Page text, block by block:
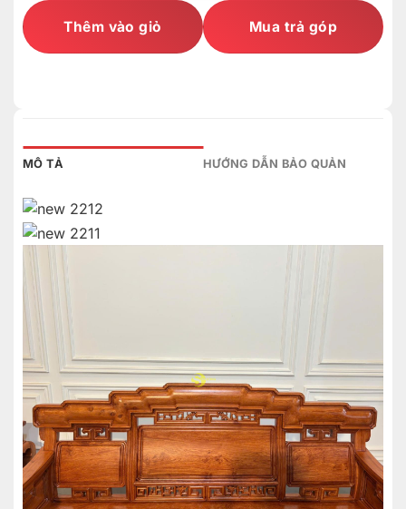
Thêm vào giỏ Mua trả góp
MÔ TẢ HƯỚNG DẪN BẢO QUẢN